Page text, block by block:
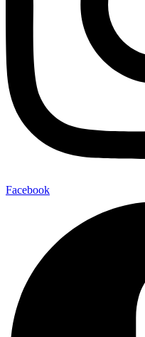
Facebook